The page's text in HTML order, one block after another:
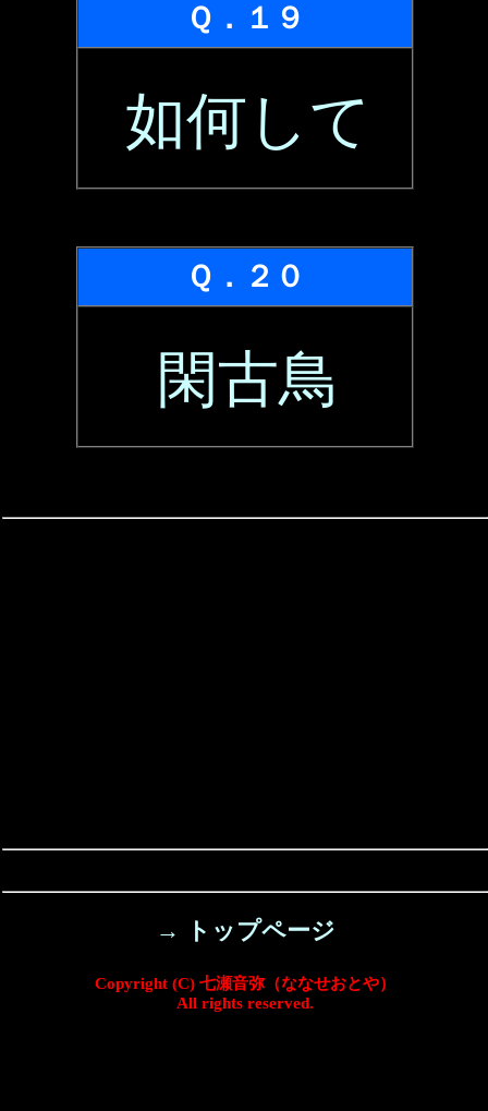
Ｑ．１９
如何して
Ｑ．２０
閑古鳥
→ トップページ
Copyright (C) 七瀬音弥（ななせおとや）
All rights reserved.